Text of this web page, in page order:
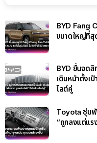
BYD Fang
ขนาดใหญ่ที่สุ
BYD ยื่นจด
เดินหน้าตั้งเ
ไลต์คู่
Toyota ซุ่มพั
“ถูกลงแต่แร